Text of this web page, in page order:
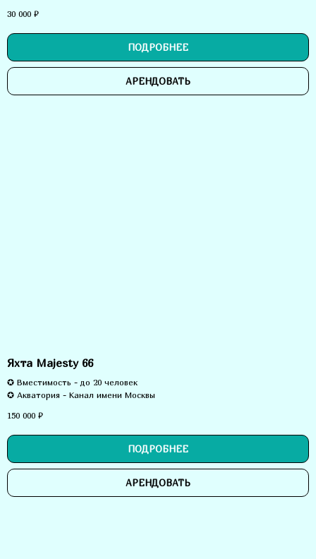
30 000 ₽
ПОДРОБНЕЕ
АРЕНДОВАТЬ
Яхта Majesty 66
✪ Вместимость - до 20 человек
✪ Акватория - Канал имени Москвы
150 000 ₽
ПОДРОБНЕЕ
АРЕНДОВАТЬ